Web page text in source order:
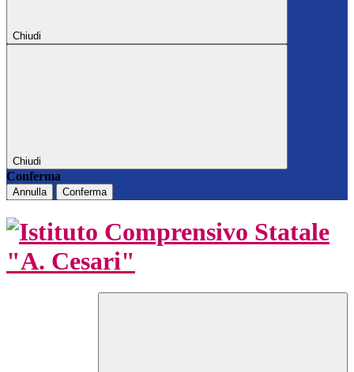
Chiudi
Chiudi
Conferma
Annulla Conferma